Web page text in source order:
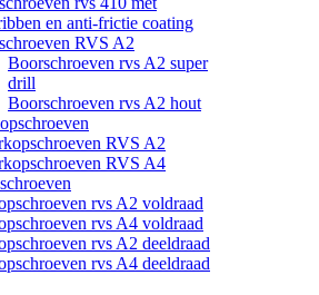
en anti-frictie coating
RVS A2
Boorschroeven rvs A2 super
drill
Boorschroeven rvs A2 hout
RVS A2
RVS A4
rvs A2 voldraad
rvs A4 voldraad
rvs A2 deeldraad
rvs A4 deeldraad